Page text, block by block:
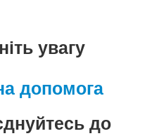
увагу
допомога
до